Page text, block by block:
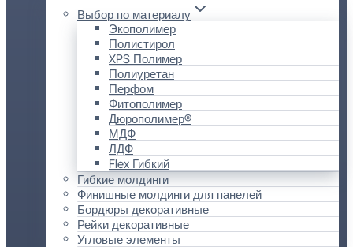
Выбор по материалу
Экополимер
Полистирол
XPS Полимер
Полиуретан
Перфом
Фитополимер
Дюрополимер®
МДФ
ЛДФ
Flex Гибкий
Гибкие молдинги
Финишные молдинги для панелей
Бордюры декоративные
Рейки декоративные
Угловые элементы